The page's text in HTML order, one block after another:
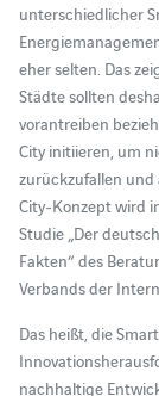
unterschiedlicher
eher selten. Das
Städte sollten
vorantreiben
City initiieren, um
zurückzufallen und
City-Konzept wird
Studie „Der
Fakten“ des
Verbands der
Das heißt, die
nachhaltige